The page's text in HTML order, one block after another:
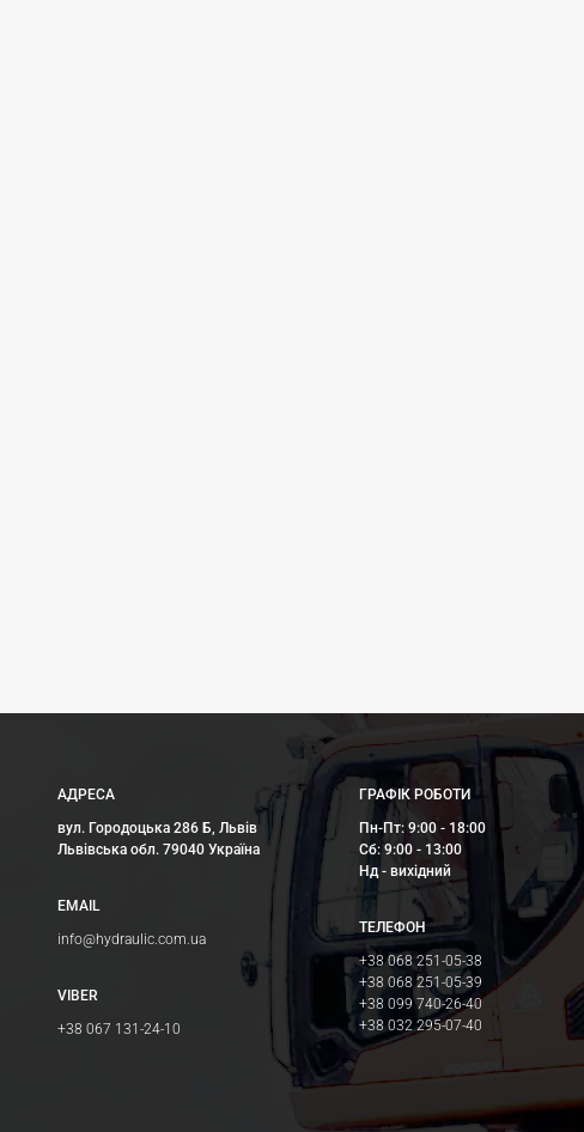
АДРЕСА
вул. Городоцька 286 Б, Львів
Львівська обл. 79040 Україна
EMAIL
info@hydraulic.com.ua
VIBER
+38 067 131-24-10
ГРАФІК РОБОТИ
Пн-Пт: 9:00 - 18:00
Сб: 9:00 - 13:00
Нд - вихідний
ТЕЛЕФОН
+38 068 251-05-38
+38 068 251-05-39
+38 099 740-26-40
+38 032 295-07-40